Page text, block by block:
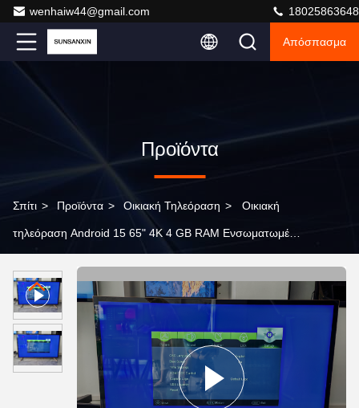
wenhaiw44@gmail.com 18025863648
Απόσπασμα
Προϊόντα
Σπίτι > Προϊόντα > Οικιακή Τηλεόραση > Οικιακή
τηλεόραση Android 15 65" 4K 4 GB RAM Ενσωματωμένο